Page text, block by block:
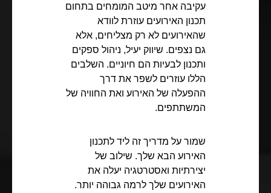
עקיבה אחר מיטב המומחים בתחום
תכנון האירועים עוזרת לוודא
שהאירועים לא רק מצליחים, אלא
גם נצפים. שיווק יעיל, ניהול ספקים
ותכנון לבעיות הם חיוניים. השלבים
הללו עוזרים לשפר את דרך
ההפעלה של האירוע ואת החוויה של
המשתתפים.
שמור על מדריך זה ליד לתכנון
האירוע הבא שלך. שילוב של
יצירתיות ואסטרטגיה יעלה את
האירועים שלך לרמה גבוהה יותר.